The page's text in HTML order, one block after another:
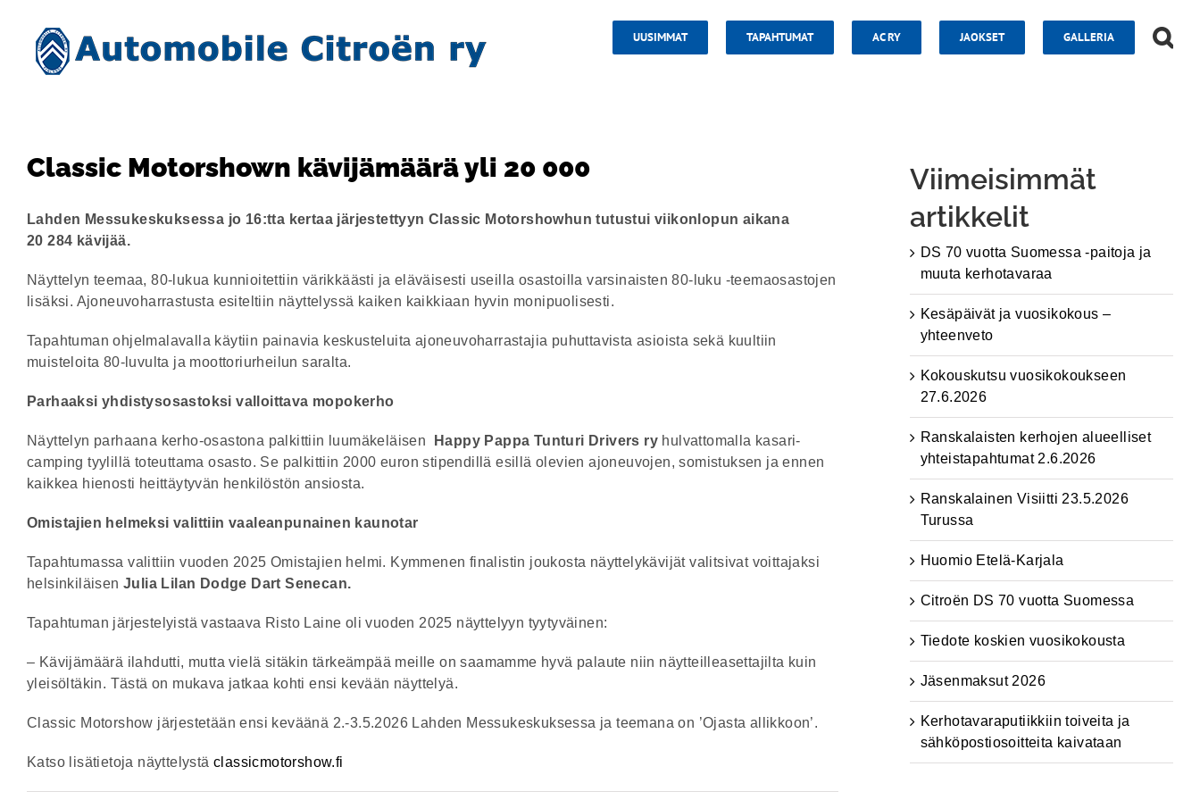
content
UUSIMMAT TAPAHTUMAT AC RY JAOKSET GALLERIA
Classic Motorshown kävijämäärä yli 20 000
Lahden Messukeskuksessa jo 16:tta kertaa järjestettyyn Classic Motorshowhun tutustui viikonlopun aikana
20 284 kävijää.
Näyttelyn teemaa, 80-lukua kunnioitettiin värikkäästi ja eläväisesti useilla osastoilla varsinaisten 80-luku -teemaosastojen
lisäksi. Ajoneuvoharrastusta esiteltiin näyttelyssä kaiken kaikkiaan hyvin monipuolisesti.
Tapahtuman ohjelmalavalla käytiin painavia keskusteluita ajoneuvoharrastajia puhuttavista asioista sekä kuultiin
muisteloita 80-luvulta ja moottoriurheilun saralta.
Parhaaksi yhdistysosastoksi valloittava mopokerho
Näyttelyn parhaana kerho-osastona palkittiin luumäkeläisen Happy Pappa Tunturi Drivers ry hulvattomalla kasari-
camping tyylillä toteuttama osasto. Se palkittiin 2000 euron stipendillä esillä olevien ajoneuvojen, somistuksen ja ennen
kaikkea hienosti heittäytyvän henkilöstön ansiosta.
Omistajien helmeksi valittiin vaaleanpunainen kaunotar
Tapahtumassa valittiin vuoden 2025 Omistajien helmi. Kymmenen finalistin joukosta näyttelykävijät valitsivat voittajaksi
helsinkiläisenJulia Lilan Dodge Dart Senecan.
Tapahtuman järjestelyistä vastaava Risto Laine oli vuoden 2025 näyttelyyn tyytyväinen:
– Kävijämäärä ilahdutti, mutta vielä sitäkin tärkeämpää meille on saamamme hyvä palaute niin näytteilleasettajilta kuin
yleisöltäkin. Tästä on mukava jatkaa kohti ensi kevään näyttelyä.
Classic Motorshow järjestetään ensi keväänä 2.-3.5.2026 Lahden Messukeskuksessa ja teemana on ’Ojasta allikkoon’.
Katso lisätietoja näyttelystä classicmotorshow.fi
Viimeisimmät
artikkelit
DS 70 vuotta Suomessa -paitoja ja
muuta kerhotavaraa
Kesäpäivät ja vuosikokous –
yhteenveto
Kokouskutsu vuosikokoukseen
27.6.2026
Ranskalaisten kerhojen alueelliset
yhteistapahtumat 2.6.2026
Ranskalainen Visiitti 23.5.2026
Turussa
Huomio Etelä-Karjala
Citroën DS 70 vuotta Suomessa
Tiedote koskien vuosikokousta
Jäsenmaksut 2026
Kerhotavaraputiikkiin toiveita ja
sähköpostiosoitteita kaivataan